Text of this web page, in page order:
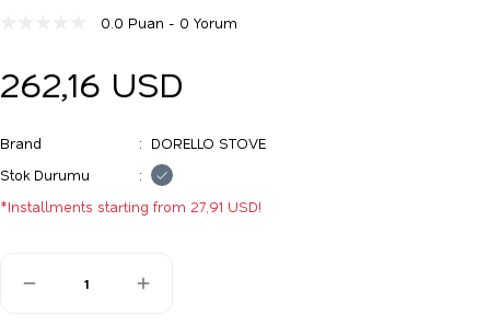
0.0 Puan - 0 Yorum
262,16 USD
Brand
DORELLO STOVE
Stok Durumu
*Installments starting from 27,91 USD!